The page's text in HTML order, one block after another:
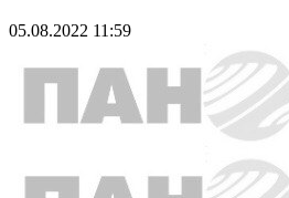
05.08.2022 11:59